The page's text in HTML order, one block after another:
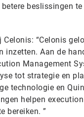
beslissingen te
Celonis: “Celonis
inzetten. Aan de
Management
tot strategie en
technologie en
helpen
bereiken. ”